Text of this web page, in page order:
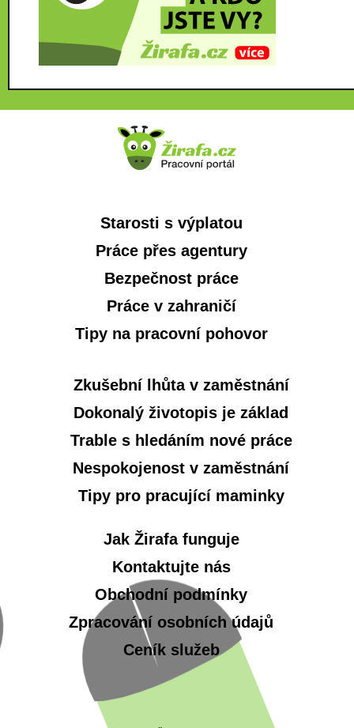
Starosti s výplatou
Práce přes agentury
Bezpečnost práce
Práce v zahraničí
Tipy na pracovní pohovor
Zkušební lhůta v zaměstnání
Dokonalý životopis je základ
Trable s hledáním nové práce
Nespokojenost v zaměstnání
Tipy pro pracující maminky
Jak Žirafa funguje
Kontaktujte nás
Obchodní podmínky
Zpracování osobních údajů
Ceník služeb